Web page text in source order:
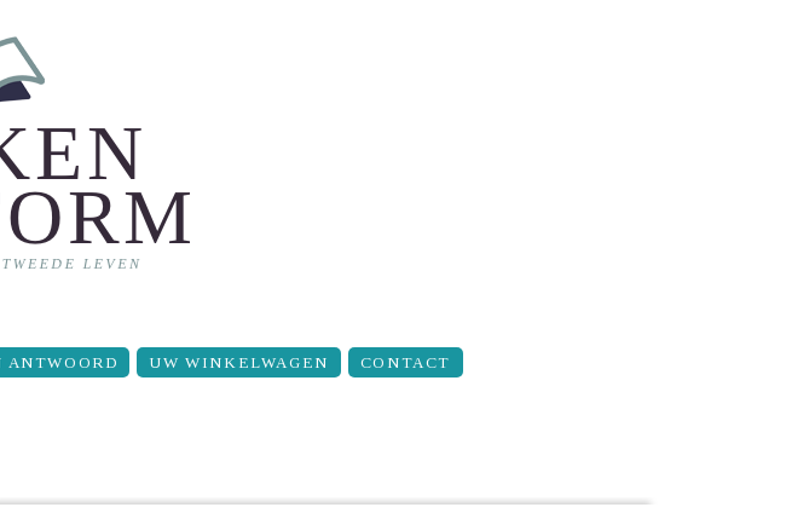
ANTWOORD UW WINKELWAGEN CONTACT